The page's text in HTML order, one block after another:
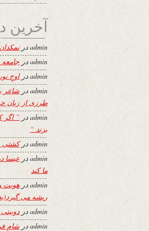
آخرین
adminدرنمکدان
adminدر جامعه
adminدراوجِ نور
adminدر شاعر
طرزی از
adminدر ”
بزند “
adminدر
adminدر عیسا
ما کند
adminدر هویت
ریشه می
adminدر
admin در شامِ